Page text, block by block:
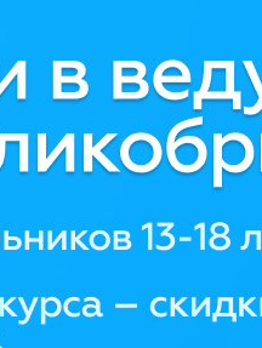
12000
18000